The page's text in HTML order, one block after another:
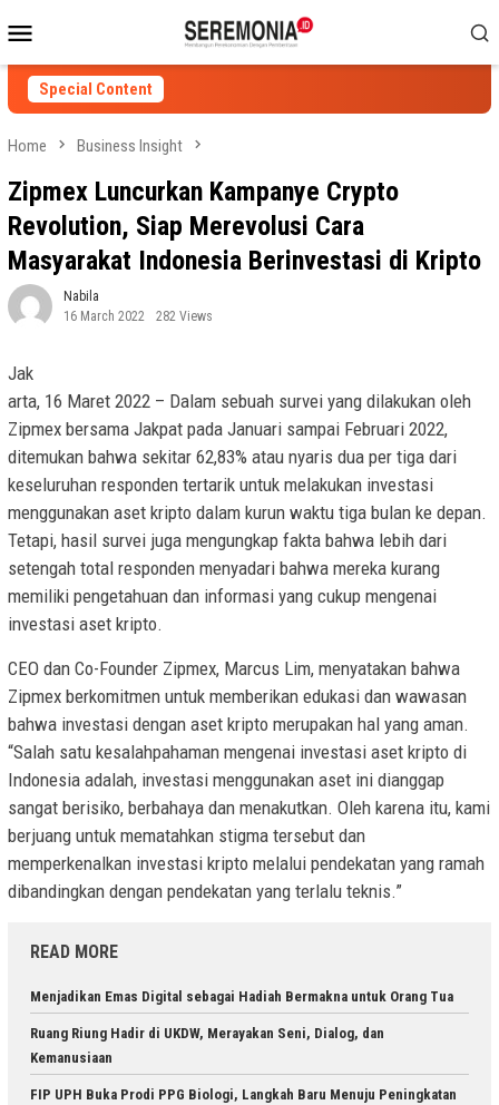
to
contentMenu
Special Content
Home Business Insight
Zipmex Luncurkan Kampanye Crypto
Revolution, Siap Merevolusi Cara
Masyarakat Indonesia Berinvestasi di Kripto
Nabila
16 March 2022
282 Views
Jak
arta, 16 Maret 2022 – Dalam sebuah survei yang dilakukan oleh
Zipmex bersama Jakpat pada Januari sampai Februari 2022,
ditemukan bahwa sekitar 62,83% atau nyaris dua per tiga dari
keseluruhan responden tertarik untuk melakukan investasi
menggunakan aset kripto dalam kurun waktu tiga bulan ke depan.
Tetapi, hasil survei juga mengungkap fakta bahwa lebih dari
setengah total responden menyadari bahwa mereka kurang
memiliki pengetahuan dan informasi yang cukup mengenai
investasi aset kripto.
CEO dan Co-Founder Zipmex, Marcus Lim, menyatakan bahwa
Zipmex berkomitmen untuk memberikan edukasi dan wawasan
bahwa investasi dengan aset kripto merupakan hal yang aman.
“Salah satu kesalahpahaman mengenai investasi aset kripto di
Indonesia adalah, investasi menggunakan aset ini dianggap
sangat berisiko, berbahaya dan menakutkan. Oleh karena itu, kami
berjuang untuk mematahkan stigma tersebut dan
memperkenalkan investasi kripto melalui pendekatan yang ramah
dibandingkan dengan pendekatan yang terlalu teknis.”
READ MORE
Menjadikan Emas Digital sebagai Hadiah Bermakna untuk Orang Tua
Ruang Riung Hadir di UKDW, Merayakan Seni, Dialog, dan
Kemanusiaan
FIP UPH Buka Prodi PPG Biologi, Langkah Baru Menuju Peningkatan